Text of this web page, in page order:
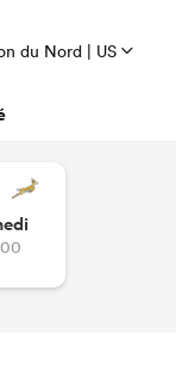
du Nord | US